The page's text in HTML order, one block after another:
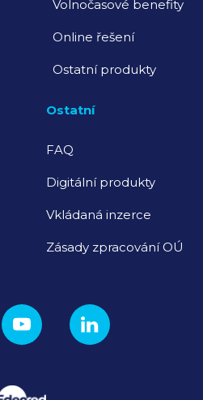
Volnočasové benefity
Online řešení
Ostatní produkty
Ostatní
FAQ
Digitální produkty
Vkládaná inzerce
Zásady zpracování OÚ